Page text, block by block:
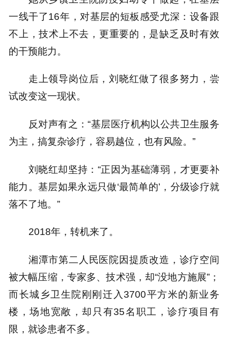
一线干了16年，对基层的短板感受尤深：设备跟
不上，技术上不去，更重要的，是缺乏及时有效
的干预能力。
走上领导岗位后，刘晓红做了很多努力，尝
试改变这一现状。
反对声有之：“基层医疗机构以公共卫生服务
为主，搞复杂诊疗，容易越位，也有风险。”
刘晓红却坚持：“正因为基础薄弱，才更要补
能力。基层如果永远只做‘最简单的’，分级诊疗就
落不了地。”
2018年，转机来了。
湘潭市第二人民医院因提质改造，诊疗空间
被大幅压缩，专家多、技术强，却“没地方施展”；
而长城乡卫生院刚刚迁入3700平方米的新业务
楼，场地宽敞，却只有35名职工，诊疗项目有
限，就诊患者不多。